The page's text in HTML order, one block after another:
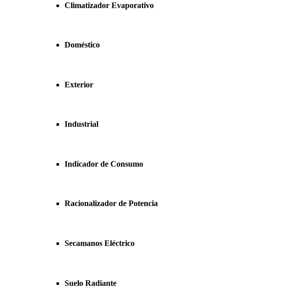
Climatizador Evaporativo
Doméstico
Exterior
Industrial
Indicador de Consumo
Racionalizador de Potencia
Secamanos Eléctrico
Suelo Radiante